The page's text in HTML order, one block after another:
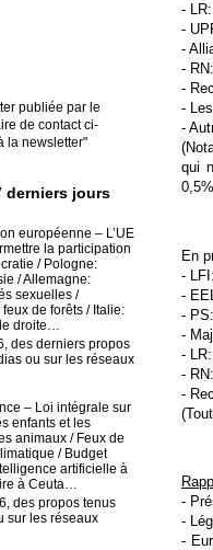
-
-
-
-
-
-
-
qui
En
-
-
-
-
-
-
-
-
-
-
publiée par le
de contact ci-
la newsletter"
derniers jours
européenne – L’UE
la participation
/ Pologne:
/ Allemagne:
sexuelles /
de forêts / Italie:
droite…
des derniers propos
ou sur les réseaux
– Loi intégrale sur
enfants et les
animaux / Feux de
/ Budget
artificielle à
à Ceuta…
des propos tenus
sur les réseaux